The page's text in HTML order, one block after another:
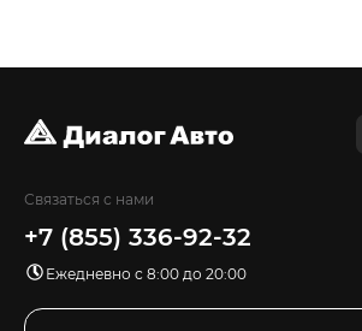
Связаться с нами
+7 (855) 336-92-32
Ежедневно с 8:00 до 20:00